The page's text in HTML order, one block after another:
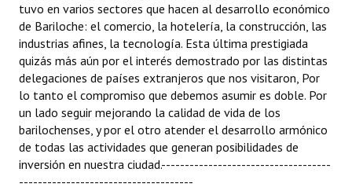
Antiguos Pobladores
Noticias Destacadas
Registros y Distinciones
Datos Históricos
Premio al Mérito - Registro
Audiencias Públicas - Registro
tuvo en varios sectores que hacen al desarrollo económico
de Bariloche: el comercio, la hotelería, la construcción, las
industrias afines, la tecnología. Esta última prestigiada
quizás más aún por el interés demostrado por las distintas
delegaciones de países extranjeros que nos visitaron, Por
lo tanto el compromiso que debemos asumir es doble. Por
un lado seguir mejorando la calidad de vida de los
barilochenses, y por el otro atender el desarrollo armónico
de todas las actividades que generan posibilidades de
inversión en nuestra ciudad.------------------------------------
-------------------------------------